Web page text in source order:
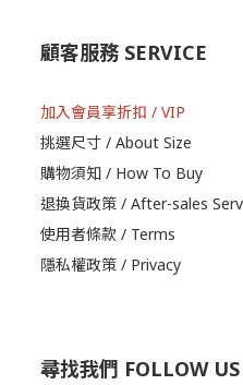
顧客服務 SERVICE
加入會員享折扣 / VIP
挑選尺寸 / About Size
購物須知 / How To Buy
退換貨政策 / After-sales
使用者條款 / Terms
隱私權政策 / Privacy
尋找我們 FOLLOW US